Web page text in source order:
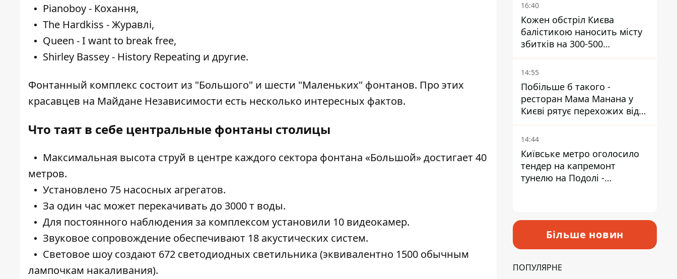
Pianoboy - Кохання,
The Hardkiss - Журавлі,
Queen - I want to break free,
Shirley Bassey - History Repeating и другие.
Фонтанный комплекс состоит из "Большого" и шести "Маленьких" фонтанов. Про этих
красавцев на Майдане Независимости есть несколько интересных фактов.
Что таят в себе центральные фонтаны столицы
Максимальная высота струй в центре каждого сектора фонтана «Большой» достигает 40
метров.
Установлено 75 насосных агрегатов.
За один час может перекачивать до 3000 т воды.
Для постоянного наблюдения за комплексом установили 10 видеокамер.
Звуковое сопровождение обеспечивают 18 акустических систем.
Световое шоу создают 672 светодиодных светильника (эквивалентно 1500 обычным
лампочкам накаливания).
16:40
Кожен обстріл Києва
балістикою наносить місту
збитків на 300-500
мільйонів - Петро
Пантелеєв
14:55
Побільше б такого -
ресторан Мама Манана у
Києві рятує перехожих від
спеки
14:44
Київське метро оголосило
тендер на капремонт
тунелю на Подолі -
Більше новин
ПОПУЛЯРНЕ